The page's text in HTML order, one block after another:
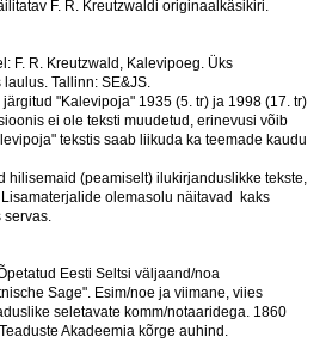
F. R. Kreutzwaldi originaalkäsikiri.
F. R. Kreutzwald, Kalevipoeg. Üks
Tallinn: SE&JS.
"Kalevipoja" 1935 (5. tr) ja 1998 (17. tr)
ei ole teksti muudetud, erinevusi võib
tekstis saab liikuda ka teemade kaudu
hilisemaid (peamiselt) ilukirjanduslikke tekste,
olemasolu näitavad kaks
servas.
Eesti Seltsi väljaand/noa
Sage". Esim/noe ja viimane, viies
seletavate komm/notaaridega. 1860
Akadeemia kõrge auhind.